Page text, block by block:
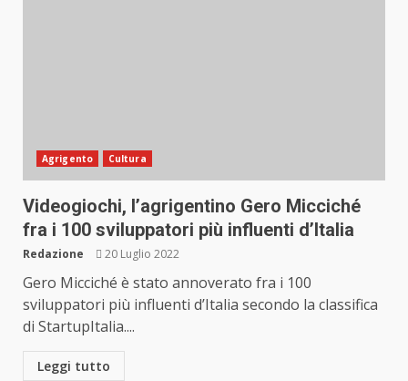
Agrigento Cultura
Videogiochi, l’agrigentino Gero Micciché
fra i 100 sviluppatori più influenti d’Italia
Redazione 20 Luglio 2022
Gero Micciché è stato annoverato fra i 100
sviluppatori più influenti d’Italia secondo la classifica
di StartupItalia....
Leggi tutto